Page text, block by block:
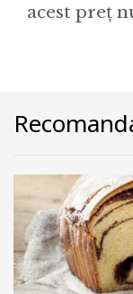
acest preț